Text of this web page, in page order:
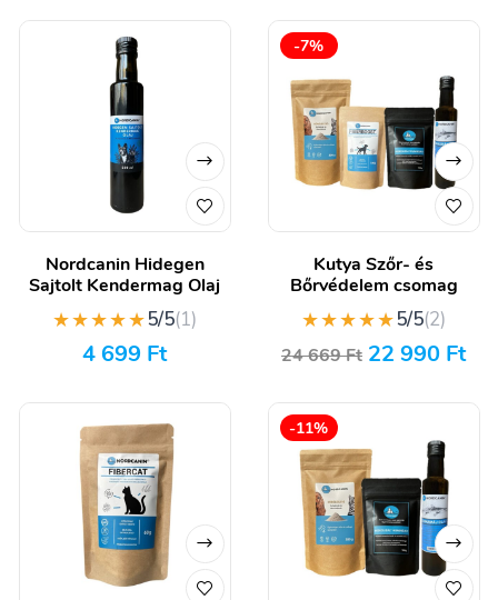
Nordcanin Hidegen
Sajtolt Kendermag Olaj
★★★★★5/5(1)
4 699 Ft
-7%
Kutya Szőr- és
Bőrvédelem csomag
★★★★★5/5(2)
24 669Ft 22 990 Ft
-11%